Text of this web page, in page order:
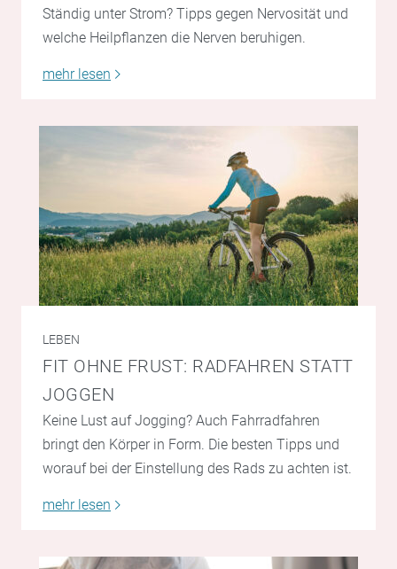
Ständig unter Strom? Tipps gegen Nervosität und
welche Heilpflanzen die Nerven beruhigen.
mehr lesen
LEBEN
FIT OHNE FRUST: RADFAHREN STATT
JOGGEN
Keine Lust auf Jogging? Auch Fahrradfahren
bringt den Körper in Form. Die besten Tipps und
worauf bei der Einstellung des Rads zu achten ist.
mehr lesen